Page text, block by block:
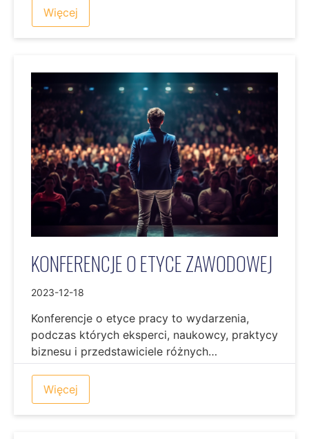
Więcej
KONFERENCJE O ETYCE ZAWODOWEJ
2023-12-18
Konferencje o etyce pracy to wydarzenia,
podczas których eksperci, naukowcy, praktycy
biznesu i przedstawiciele różnych…
Więcej